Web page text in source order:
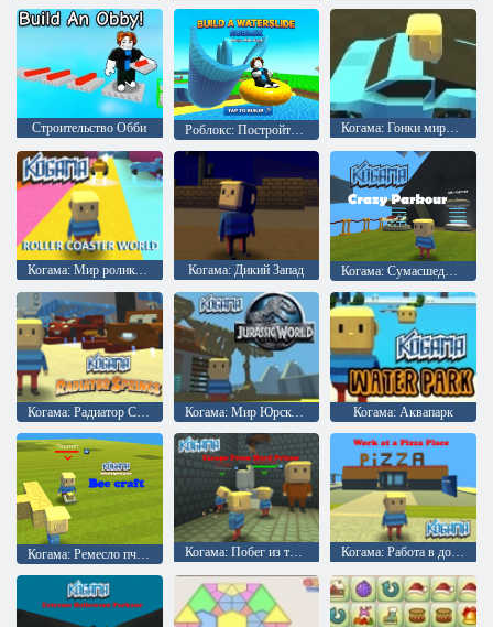
Строительство Обби Роблокс: Постройте водную горку Когама: Гонки мирового класса
Когама: Мир роликовых машин Когама: Дикий Запад Когама: Сумасшедший Паркур
Когама: Радиатор Спрингс Когама: Мир Юрского периода Когама: Аквапарк
Когама: Побег из твердой тюрьмы Когама: Работа в доставке пиццы